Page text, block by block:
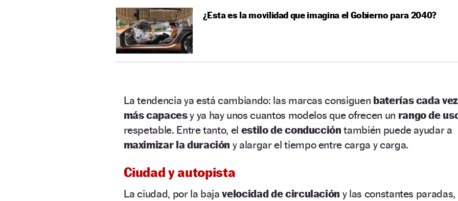
¿Esta es la movilidad que imagina el Gobierno para 2040?
La tendencia ya está cambiando: las marcas consiguen baterías cada vez
más capacesy ya hay unos cuantos modelos que ofrecen un rango de
respetable. Entre tanto, el estilo de conducción también puede ayudar a
maximizar la duración y alargar el tiempo entre carga y carga.
Ciudad y autopista
La ciudad, por la bajavelocidad de circulación y las constantes paradas,